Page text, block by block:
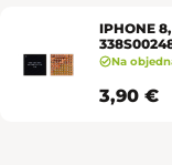
IPHONE
Na
3,90 €